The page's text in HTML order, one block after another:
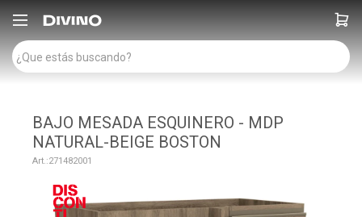

BAJO MESADA ESQUINERO - MDP
NATURAL-BEIGE BOSTON
271482001